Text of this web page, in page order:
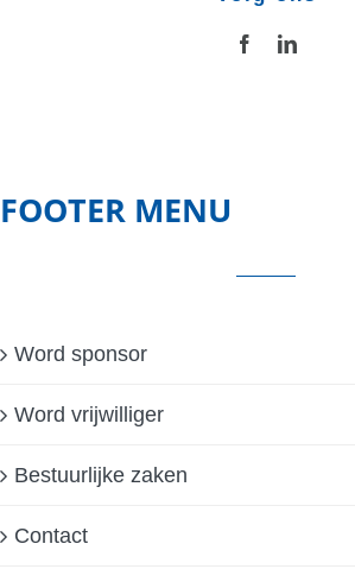
FOOTER MENU
Word sponsor
Word vrijwilliger
Bestuurlijke zaken
Contact